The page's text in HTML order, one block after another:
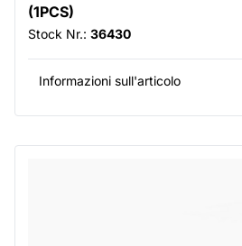
(1PCS)
Stock Nr.: 36430
Informazioni sull'articolo